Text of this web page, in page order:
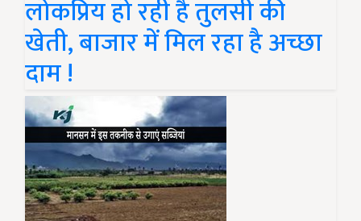
लोकप्रिय हो रही है तुलसी की
खेती, बाजार में मिल रहा है अच्छा
दाम !